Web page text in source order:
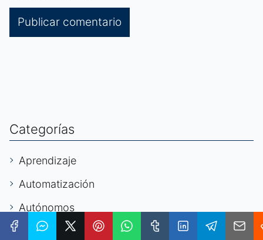
Categorías
Aprendizaje
Automatización
Autónomos
Ayudas Sociales